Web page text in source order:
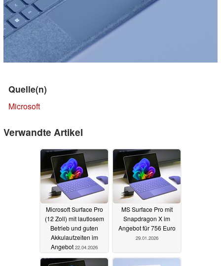
Quelle(n)
Microsoft
Verwandte Artikel
Microsoft Surface Pro
(12 Zoll) mit lautlosem
Betrieb und guten
Akkulaufzeiten im
Angebot 22.04.2026
MS Surface Pro mit
Snapdragon X im
Angebot für 756 Euro
29.01.2026